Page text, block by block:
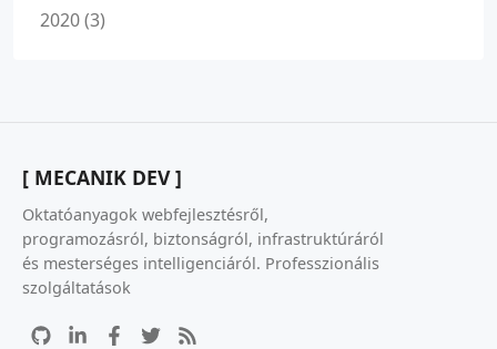
2020 (3)
[ MECANIK DEV ]
Oktatóanyagok webfejlesztésről,
programozásról, biztonságról, infrastruktúráról
és mesterséges intelligenciáról. Professzionális
szolgáltatások